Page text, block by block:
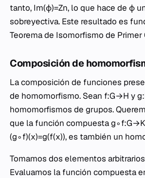
tanto, Im(ϕ)=Zn​, lo que hace de ϕ
sobreyectiva. Este resultado es
Teorema de Isomorfismo de Primer
Composición de
La composición de funciones
de homomorfismo. Sean f:G→H y
homomorfismos de grupos.
que la función compuesta
(g∘f)(x)=g(f(x)), es también un
Tomamos dos elementos
Evaluamos la función compuesta